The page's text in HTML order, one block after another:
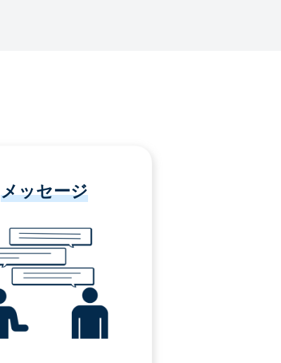
メッセージ